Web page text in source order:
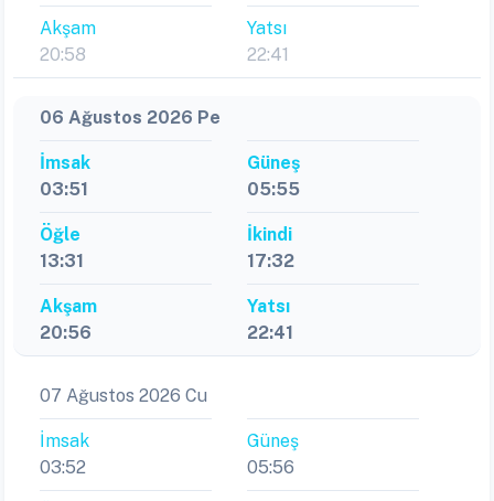
Akşam
20:58
Yatsı
22:41
06 Ağustos 2026 Pe
İmsak
03:51
Güneş
05:55
Öğle
13:31
İkindi
17:32
Akşam
20:56
Yatsı
22:41
07 Ağustos 2026 Cu
İmsak
03:52
Güneş
05:56